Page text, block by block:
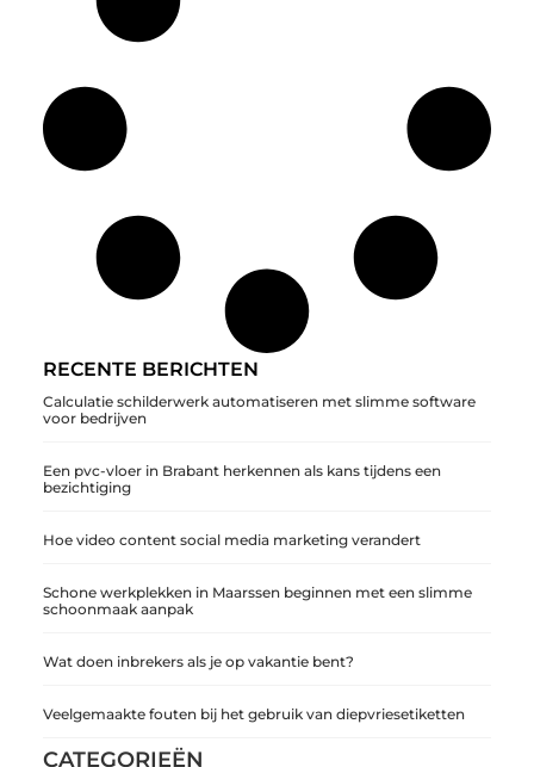
RECENTE BERICHTEN
Calculatie schilderwerk automatiseren met slimme software
voor bedrijven
Een pvc-vloer in Brabant herkennen als kans tijdens een
bezichtiging
Hoe video content social media marketing verandert
Schone werkplekken in Maarssen beginnen met een slimme
schoonmaak aanpak
Wat doen inbrekers als je op vakantie bent?
Veelgemaakte fouten bij het gebruik van diepvriesetiketten
CATEGORIEËN